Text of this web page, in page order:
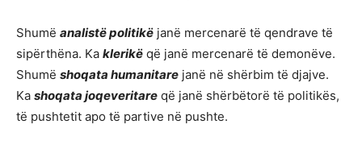
Shumë analistë politikë janë mercenarë të qendrave të
sipërthëna. Ka klerikë që janë mercenarë të demonëve.
Shumë shoqata humanitare janë në shërbim të djajve.
Ka shoqata joqeveritare që janë shërbëtorë të politikës,
të pushtetit apo të partive në pushte.